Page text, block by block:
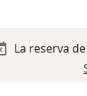
La reserva